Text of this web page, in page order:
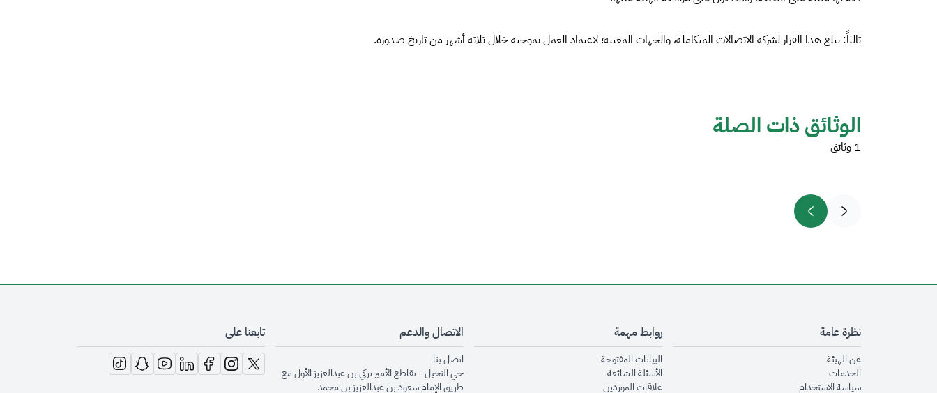
ثالثاً: يبلغ هذا القرار لشركة الاتصالات المتكاملة، والجهات المعنية؛ لاعتماد العمل بموجبه خلال ثلاثة أشهر من تاريخ صدوره.
الوثائق ذات الصلة
1 وثائق
نظرة عامة
عن الهيئةopens in new window
الخدماتopens in new window
سياسة الاستخدام
روابط مهمة
البيانات المفتوحةopens in new window
الأسئلة الشائعةopens in new window
علاقات الموردينopens in new window
الاتصال والدعم
اتصل بنا
حي النخيل - تقاطع الأمير تركي بن عبدالعزيز الأول مع
طريق الإمام سعود بن عبدالعزيز بن محمد
تابعنا على
opens in new window
opens in new window
opens in new window
opens in new window
opens in new window
opens in new window
opens in new window